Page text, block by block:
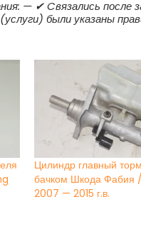
— ✔ Cвязались после
были указаны
Цилиндр главный
бачком Шкода Фабия
2007 — 2015 г.в.